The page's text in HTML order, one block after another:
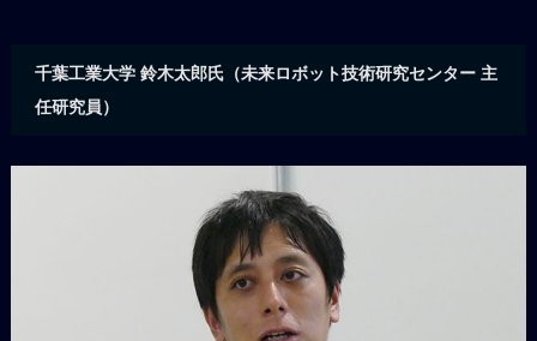
千葉工業大学 鈴木太郎氏（未来ロボット技術研究センター 主
任研究員）